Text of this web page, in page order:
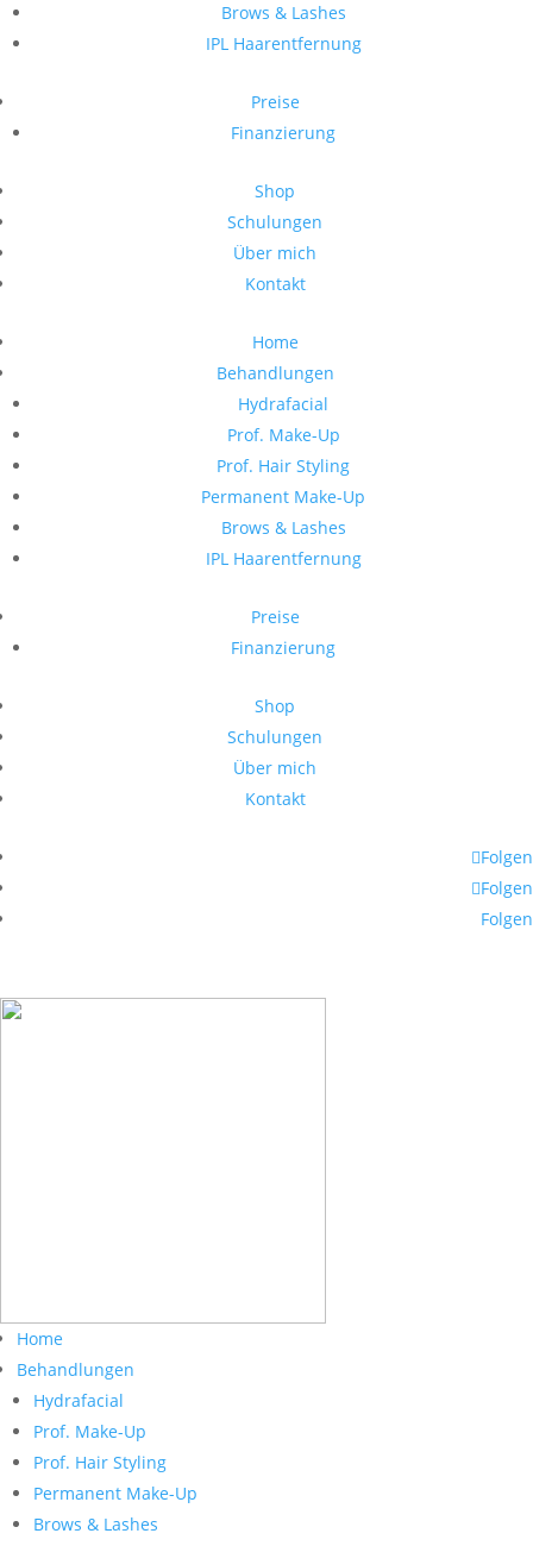
Brows & Lashes
IPL Haarentfernung
Preise
Finanzierung
Shop
Schulungen
Über mich
Kontakt
Home
Behandlungen
Hydrafacial
Prof. Make-Up
Prof. Hair Styling
Permanent Make-Up
Brows & Lashes
IPL Haarentfernung
Preise
Finanzierung
Shop
Schulungen
Über mich
Kontakt
Folgen
Folgen
Folgen
Home
Behandlungen
Hydrafacial
Prof. Make-Up
Prof. Hair Styling
Permanent Make-Up
Brows & Lashes